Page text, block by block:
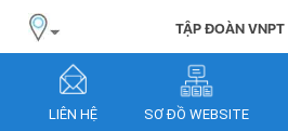
TẬP ĐOÀN VNPT
LIÊN HỆ SƠ ĐỒ WEBSITE